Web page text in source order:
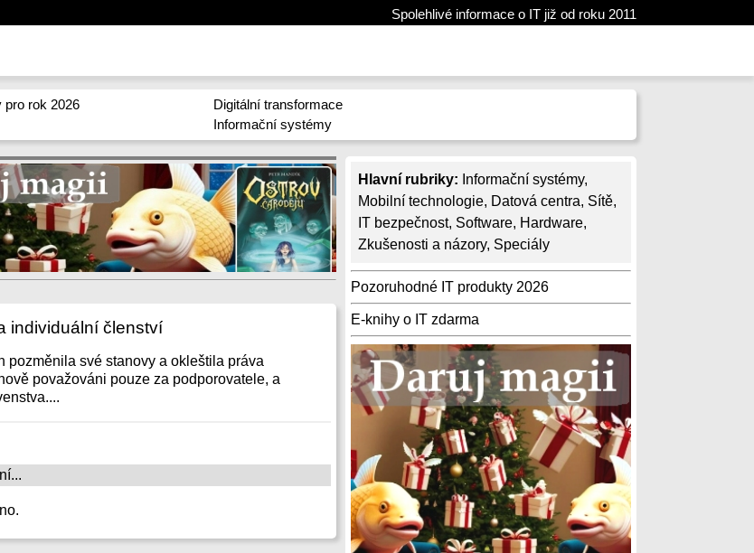
Spolehlivé informace o IT již od roku 2011
pro rok 2026
Digitální transformace
Informační systémy
Hlavní rubriky: Informační systémy,
Mobilní technologie, Datová centra, Sítě,
IT bezpečnost, Software, Hardware,
Zkušenosti a názory, Speciály
Pozoruhodné IT produkty 2026
E-knihy o IT zdarma
individuální členství
pozměnila své stanovy a okleštila práva
považováni pouze za podporovatele, a